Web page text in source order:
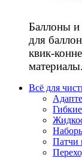
Баллоны и
для
квик-
материалы.
Всё для
Патчи